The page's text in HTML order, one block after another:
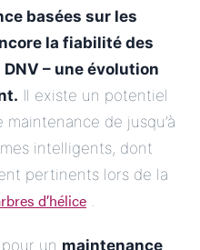
basées sur les
la fiabilité des
– une évolution
Il existe un potentiel
de jusqu’à
intelligents, dont
pertinents lors de la
d’hélice .
un maintenance